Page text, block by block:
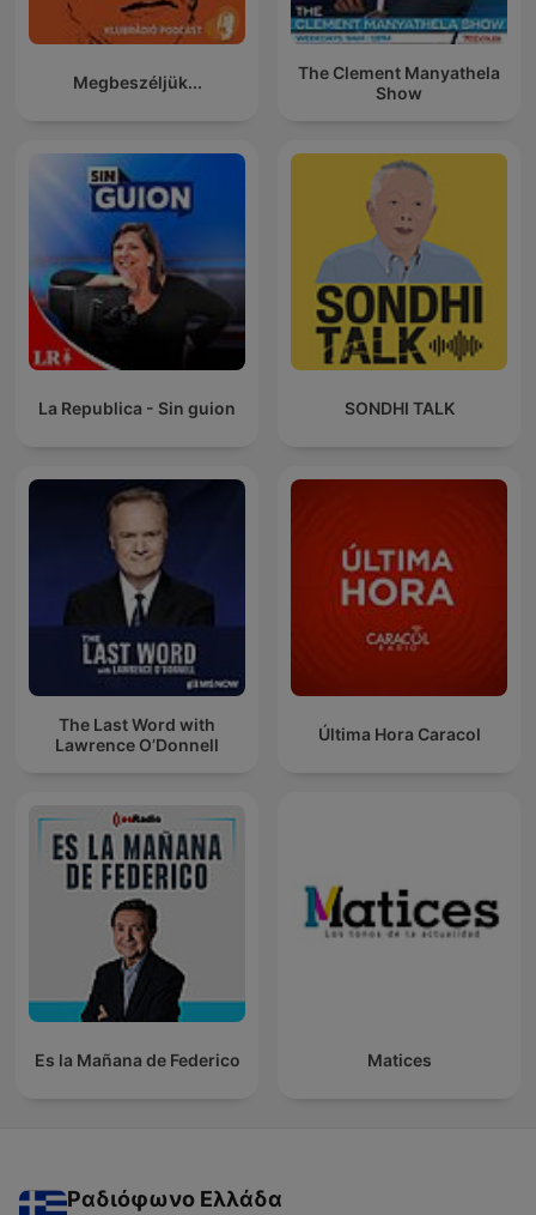
Megbeszéljük...
The Clement Manyathela
Show
La Republica - Sin guion SONDHI TALK
The Last Word with
Lawrence O’Donnell
Última Hora Caracol
Es la Mañana de Federico Matices
Ραδιόφωνο Ελλάδα